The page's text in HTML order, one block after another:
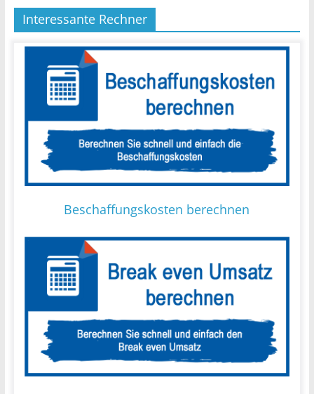
Interessante Rechner
Beschaffungskosten berechnen